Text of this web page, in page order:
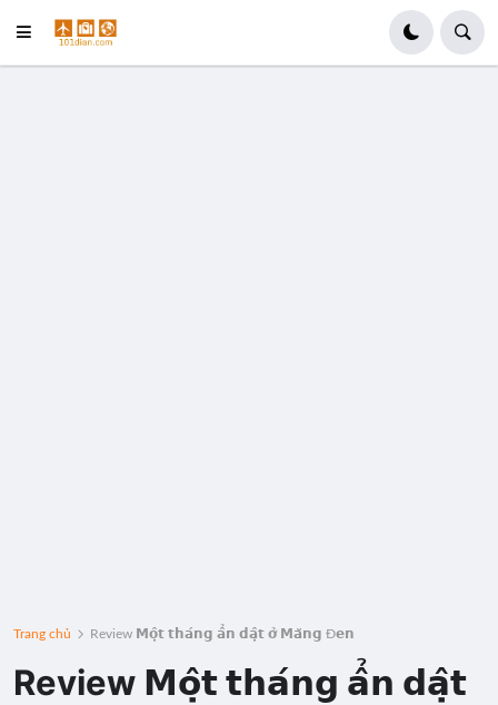
Trang chủ Review 𝗠𝗼̣̂𝘁 𝘁𝗵𝗮́𝗻𝗴 𝗮̂̉𝗻 𝗱𝗮̣̂𝘁 𝗼̛̉ 𝗠𝗮̆𝗻𝗴 Đ𝗲𝗻
Review 𝗠𝗼̣̂𝘁 𝘁𝗵𝗮́𝗻𝗴 𝗮̂̉𝗻 𝗱𝗮̣̂𝘁